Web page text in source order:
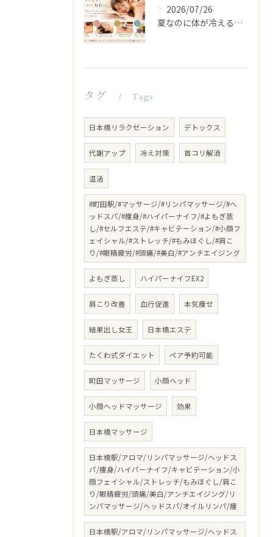
2026/07/26
夏なのに体が冷える…その不調、冷房が原因かもしれません
タグ Tags
日本橋リラクゼーション デトックス
代謝アップ 冷え対策 首コリ解消
温活
#町田駅/#マッサージ/#リンパマッサージ/#ヘ
ッドスパ/#痩身/#ハイパーナイフ/#よもぎ蒸
し/#セルフエステ/#キャビテーション/#小顔フ
ェイシャル/#ストレッチ/#もみほぐし/#肩こ
り/#眼精疲労/#頭痛/#美白/#アンチエイジング
よもぎ蒸し ハイパーナイフEX2
肩こり改善 血行促進 本気痩せ
結果出し女王 日本橋エステ
たくわ式ダイエット ペア予約可能
町田マッサージ 小顔ヘッド
小顔ヘッドマッサージ 効果
日本橋マッサージ
日本橋駅/アロマ/リンパマッサージ/ヘッドス
パ/痩身/ハイパーナイフ/キャビテーション/小
顔フェイシャル/ストレッチ/もみほぐし/肩こ
り/眼精疲労/頭痛/美白/アンチエイジング/リ
ンパマッサージ/ヘッドスパ/オイルリンパ/痩
日本橋駅/アロマ/リンパマッサージ/ヘッドス